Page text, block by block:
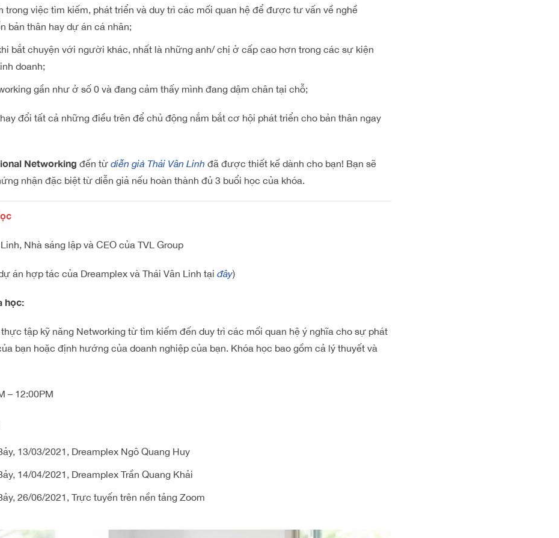
trong việc tìm kiếm, phát triển và duy trì các mối quan hệ để được tư vấn về nghề
bản thân hay dự án cá nhân;
bắt chuyện với người khác, nhất là những anh/ chị ở cấp cao hơn trong các sự kiện
doanh;
gần như ở số 0 và đang cảm thấy mình đang dậm chân tại chỗ;
đổi tất cả những điều trên để chủ động nắm bắt cơ hội phát triển cho bản thân ngay
Networking đến từ diễn giả Thái Vân Linh đã được thiết kế dành cho bạn! Bạn sẽ
nhận đặc biệt từ diễn giả nếu hoàn thành đủ 3 buổi học của khóa.
Nhà sáng lập và CEO của TVL Group
án hợp tác của Dreamplex và Thái Vân Linh tại đây)
học:
tập kỹ năng Networking từ tìm kiếm đến duy trì các mối quan hệ ý nghĩa cho sự phát
bạn hoặc định hướng của doanh nghiệp của bạn. Khóa học bao gồm cả lý thuyết và
– 12:00PM
13/03/2021, Dreamplex Ngô Quang Huy
14/04/2021, Dreamplex Trần Quang Khải
26/06/2021, Trực tuyến trên nền tảng Zoom